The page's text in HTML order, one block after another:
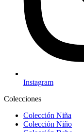
Instagram
Colecciones
Colección Niña
Colección Niño